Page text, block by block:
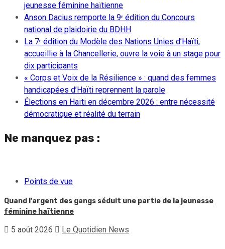
jeunesse féminine haïtienne
Anson Dacius remporte la 9ᵉ édition du Concours
national de plaidoirie du BDHH
La 7ᵉ édition du Modèle des Nations Unies d’Haïti,
accueillie à la Chancellerie, ouvre la voie à un stage pour
dix participants
« Corps et Voix de la Résilience » : quand des femmes
handicapées d’Haïti reprennent la parole
Élections en Haïti en décembre 2026 : entre nécessité
démocratique et réalité du terrain
Ne manquez pas :
Points de vue
Quand l’argent des gangs séduit une partie de la jeunesse
féminine haïtienne
5 août 2026 Le Quotidien News